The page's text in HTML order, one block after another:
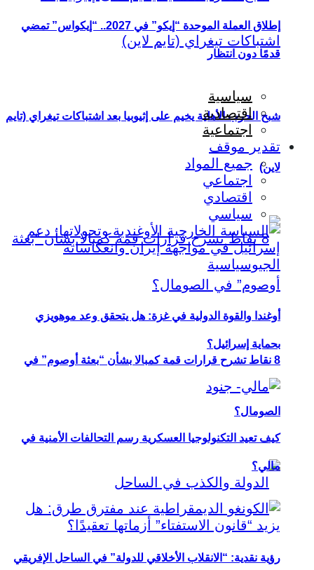
شبح الحرب الأهلية يخيم على إثيوبيا بعد اشتباكات تيغراي (تايم
لاين)
8 نقاط تشرح قرارات قمة كمبالا بشأن “بعثة أوصوم” في
الصومال؟
رؤية نقدية: “الانقلاب الأخلاقي للدولة” في الساحل الإفريقي
إطلاق العملة الموحدة “إيكو” في 2027.. “إيكواس” تمضي
قدمًا دون انتظار
سياسية
اقتصادية
اجتماعية
تقدير موقف
جميع المواد
اجتماعي
اقتصادي
سياسي
أوغندا والقوة الدولية في غزة: هل يتحقق وعد موهويزي
بحماية إسرائيل؟
كيف تعيد التكنولوجيا العسكرية رسم التحالفات الأمنية في
مالي؟